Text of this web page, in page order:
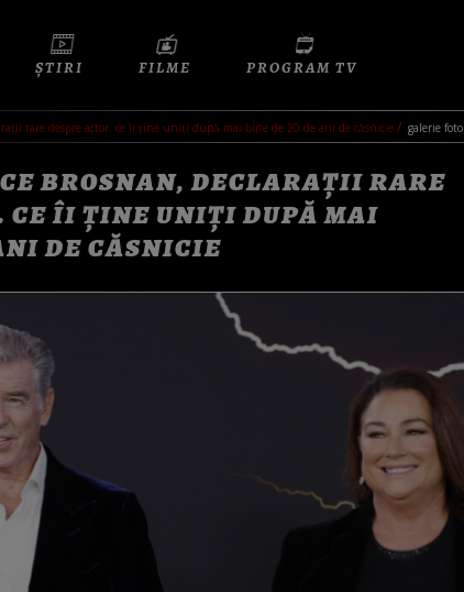
ȘTIRI FILME PROGRAM TV
rare despre actor. ce îi ține uniți după mai bine de 20 de ani de căsnicie galerie foto
BROSNAN, DECLARAȚII RARE
CE ÎI ȚINE UNIȚI DUPĂ MAI
DE CĂSNICIE